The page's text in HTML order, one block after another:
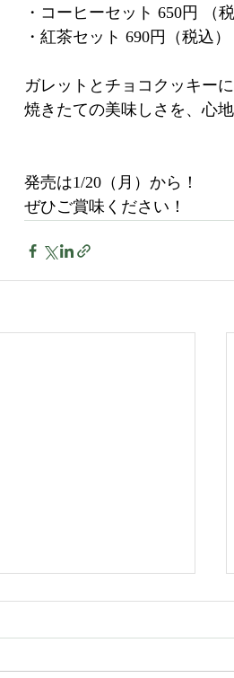
・コーヒーセット 650円 （税
・紅茶セット 690円（税込）
ガレットとチョコクッキー
焼きたての美味しさを、心
発売は1/20（月）から！
ぜひご賞味ください！